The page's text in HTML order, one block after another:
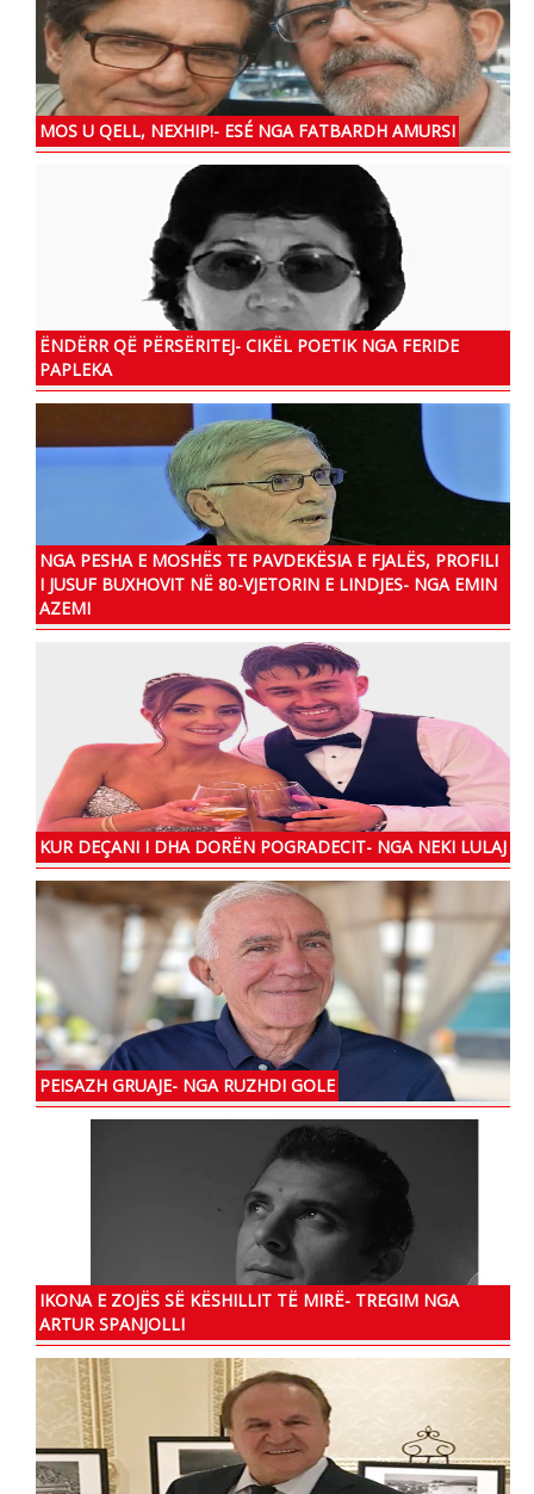
MOS U QELL, NEXHIP!- ESÉ NGA FATBARDH AMURSI
ËNDËRR QË PËRSËRITEJ- CIKËL POETIK NGA FERIDE
PAPLEKA
NGA PESHA E MOSHËS TE PAVDEKËSIA E FJALËS, PROFILI
I JUSUF BUXHOVIT NË 80-VJETORIN E LINDJES- NGA EMIN
AZEMI
KUR DEÇANI I DHA DORËN POGRADECIT- NGA NEKI LULAJ
PEISAZH GRUAJE- NGA RUZHDI GOLE
IKONA E ZOJЁS SЁ KЁSHILLIT TЁ MIRЁ- TREGIM NGA
ARTUR SPANJOLLI